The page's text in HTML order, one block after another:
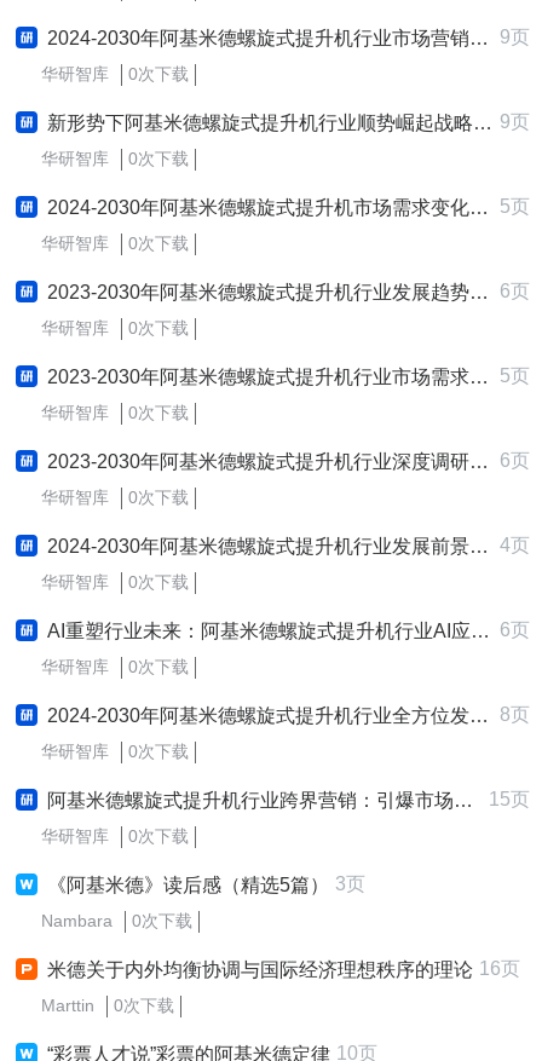
2024-2030年阿基米德螺旋式提升机行业市场营销创新战略制定与实施研究报告 9页
华研智库 0次下载
新形势下阿基米德螺旋式提升机行业顺势崛起战略制定与实施研究报告 9页
华研智库 0次下载
2024-2030年阿基米德螺旋式提升机市场需求变化趋势与商业创新机遇研究报告 5页
华研智库 0次下载
2023-2030年阿基米德螺旋式提升机行业发展趋势全景预测报告 6页
华研智库 0次下载
2023-2030年阿基米德螺旋式提升机行业市场需求现状与趋势预测报告 5页
华研智库 0次下载
2023-2030年阿基米德螺旋式提升机行业深度调研及发展战略咨询报告 6页
华研智库 0次下载
2024-2030年阿基米德螺旋式提升机行业发展前景预测及赢领未来策略研究报告 4页
华研智库 0次下载
AI重塑行业未来：阿基米德螺旋式提升机行业AI应用及布局策略深度研究报告 6页
华研智库 0次下载
2024-2030年阿基米德螺旋式提升机行业全方位发展战略选择与路径规划研究报告 8页
华研智库 0次下载
阿基米德螺旋式提升机行业跨界营销：引爆市场策略制定与实施研究报告 15页
华研智库 0次下载
《阿基米德》读后感（精选5篇） 3页
Nambara 0次下载
米德关于内外均衡协调与国际经济理想秩序的理论 16页
Marttin 0次下载
“彩票人才说”彩票的阿基米德定律 10页